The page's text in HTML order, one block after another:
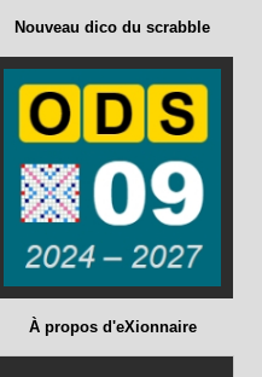
Nouveau dico du scrabble
À propos d'eXionnaire